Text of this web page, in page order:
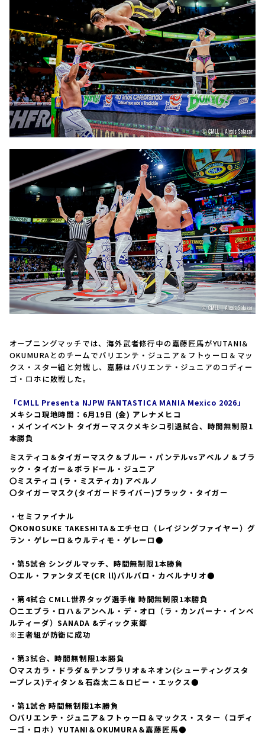
オープニングマッチでは、海外武者修行中の嘉藤匠馬がYUTANI＆
OKUMURAとのチームでバリエンテ・ジュニア＆フトゥーロ＆マッ
クス・スター組と対戦し、嘉藤はバリエンテ・ジュニアのコディー
ゴ・ロホに敗戦した。
「CMLL Presenta NJPW FANTASTICA MANIA Mexico 2026」
メキシコ現地時間：6月19日 (金) アレナメヒコ
・メインイベント タイガーマスクメキシコ引退試合、時間無制限1
本勝負
ミスティコ＆タイガーマスク＆ブルー・パンテルvsアベルノ＆ブラ
ック・タイガー＆ボラドール・ジュニア
〇ミスティコ (ラ・ミスティカ) アベルノ
〇タイガーマスク(タイガードライバー)ブラック・タイガー
・セミファイナル
〇KONOSUKE TAKESHITA＆エチセロ（レイジングファイヤー）グ
ラン・ゲレーロ＆ウルティモ・ゲレーロ●
・第5試合 シングルマッチ、時間無制限1本勝負
〇エル・ファンタズモ(CR ll)バルバロ・カベルナリオ●
・第4試合 CMLL世界タッグ選手権 時間無制限1本勝負
〇ニエブラ・ロハ＆アンヘル・デ・オロ（ラ・カンパーナ・インベ
ルティーダ）SANADA &ディック東郷
※王者組が防衛に成功
・第3試合、時間無制限1本勝負
〇マスカラ・ドラダ＆テンプラリオ＆ネオン(シューティングスタ
ープレス)ティタン＆石森太二＆ロビー・エックス●
・第1試合 時間無制限1本勝負
〇バリエンテ・ジュニア＆フトゥーロ＆マックス・スター（コディ
ーゴ・ロホ）YUTANI＆OKUMURA＆嘉藤匠馬●